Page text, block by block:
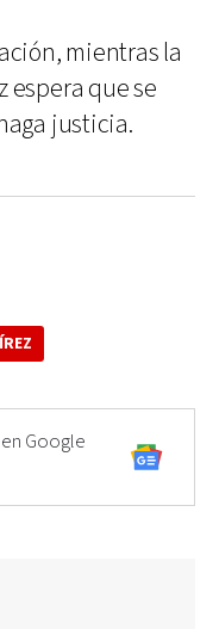
mientras la
espera que se
justicia.
Google